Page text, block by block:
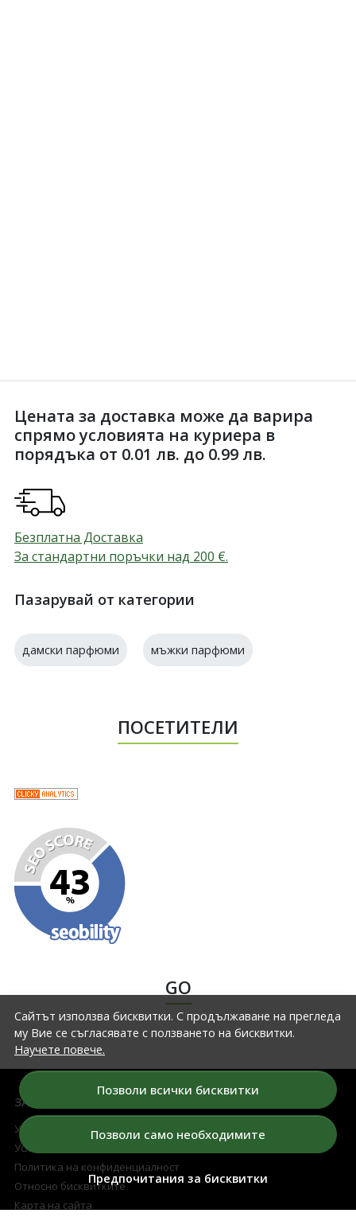
Сайтът използва бисквитки. С продължаване на прегледа
му Вие се съгласявате с ползването на бисквитки.
Научете повече.
Позволи всички бисквитки
Позволи само необходимите
Предпочитания за бисквитки
Цената за доставка може да варира
спрямо условията на куриера в
порядъка от 0.01 лв. до 0.99 лв.
Безплатна Доставка
За стандартни поръчки над 200 €.
Пазарувай от категории
дамски парфюми мъжки парфюми
ПОСЕТИТЕЛИ
GO
ЗА НАС
Условия за томбола
Условия
Политика на конфиденциалност
Относно бисквитките
Карта на сайта